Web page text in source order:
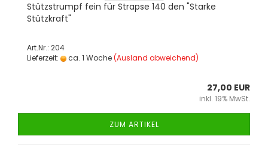
Stütz­strumpf fein für Strap­se 140 den "Star­ke
Stütz­kraft"
Art.Nr.: 204
Lieferzeit:
ca. 1 Woche(Ausland abweichend)
27,00 EUR
inkl. 19% MwSt.
ZUM ARTIKEL